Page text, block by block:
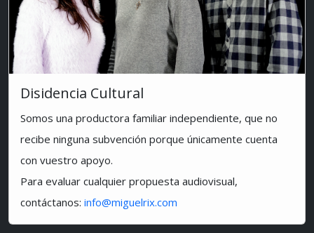
Disidencia Cultural
Somos una productora familiar independiente, que no
recibe ninguna subvención porque únicamente cuenta
con vuestro apoyo.
Para evaluar cualquier propuesta audiovisual,
contáctanos: info@miguelrix.com